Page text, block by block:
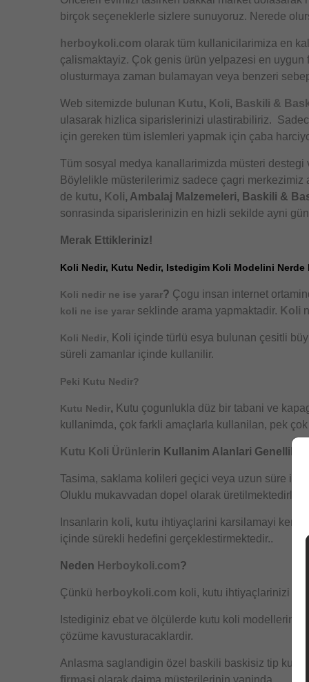
birçok seçeneklerle sizlere sunuyoruz. Nerede
herboykoli.com olarak tüm kullanicilarimiza en
çalismaktayiz. Çok genis ürün yelpazesi en
olusturmaya zaman bulamayan veya benzeri
Web sitemizde bulunan Kutu, Koli, Baskili &
ulasarak hizlica siparislerinizi ulastirabiliriz.
için gereken tüm islemleri yapmak için çaba
Tüm sosyal medya kanallarimizda müsteri
Böylelikle müsterilerimiz sadece çagri
de kutu, Koli, Ambalaj Malzemeleri, Baskili &
sonrasinda siparislerinizin en hizli sekilde ayni
Merak Ettikleriniz!
Koli Nedir, Kutu Nedir, Istedigim Koli Modelini
Koli nedir ne ise yarar? Çogu insan internet
koli ne ise yarar seklinde arama yapmaktadir. Koli
Koli Nedir, Koli içinde türlü esya bulunan çesitli
süreli zamanlar içinde kullanilir.
Peki Kutu Nedir?
Kutu Nedir, Kutu çogunlukla düz bir tabani ve
kullanimda, çok farkli amaçlarla kullanilan, pek
Kutu Koli Ürünlerin Kullanim Alanlari Genellikle
Tasima, saklama kolileri geçici veya uzun süre ile
Oluklu mukavvadan dopel olarak
Insanlarin koli, kutu ihtiyaçlarini karsilamayi
içinde sürekli hedefini gerçeklestirmektedir..
Neden Herboykoli.com?
Çünkü herboykoli.com koli, kutu ihtiyaçlarinizi
Istediginiz ebat ve ölçülerde kutu koli modellerini
çözüme kavusturacaklardir.
Anlasma saglandigin özel baskili baskisiz tip kutu
firmasi olarak daima müsterilerinin yaninda.